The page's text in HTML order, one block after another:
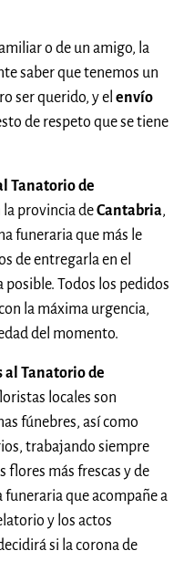
o de un amigo, la
saber que tenemos un
ser querido, y el envío
de respeto que se tiene
Tanatorio de
la provincia deCantabria,
funeraria que más le
de entregarla en el
Todos los pedidos
la máxima urgencia,
del momento.
Tanatorio de
locales son
fúnebres, así como
trabajando siempre
flores más frescas y de
que acompañe a
y los actos
si la corona de